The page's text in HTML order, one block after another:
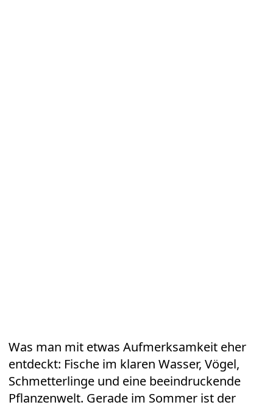
Was man mit etwas Aufmerksamkeit eher
entdeckt: Fische im klaren Wasser, Vögel,
Schmetterlinge und eine beeindruckende
Pflanzenwelt. Gerade im Sommer ist der